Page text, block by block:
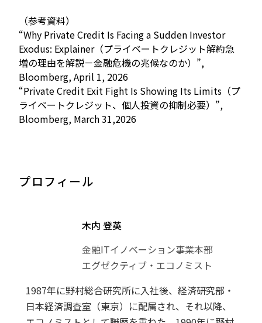
（参考資料）
“Why Private Credit Is Facing a Sudden Investor
Exodus: Explainer（プライベートクレジット解約急
増の理由を解説－金融危機の兆候なのか）”,
Bloomberg, April 1, 2026
“Private Credit Exit Fight Is Showing Its Limits（プ
ライベートクレジット、個人投資の抑制必要）”,
Bloomberg, March 31,2026
プロフィール
木内 登英
金融ITイノベーション事業本部
エグゼクティブ・エコノミスト
1987年に野村総合研究所に入社後、経済研究部・
日本経済調査室（東京）に配属され、それ以降、